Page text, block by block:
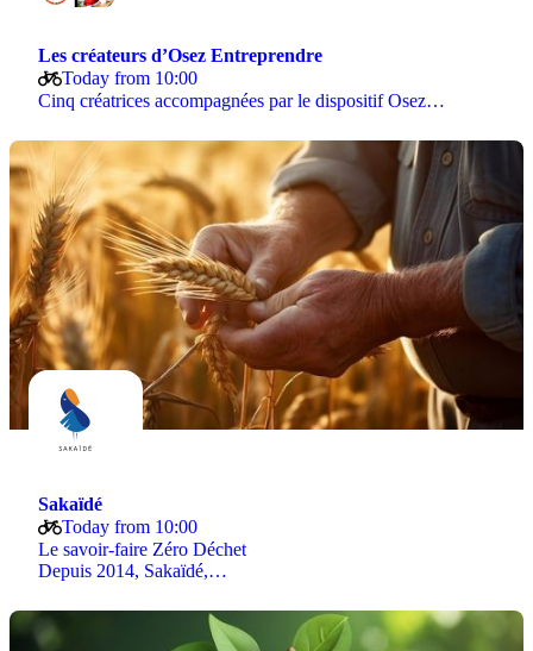
Les créateurs d’Osez Entreprendre
Today from 10:00
Cinq créatrices accompagnées par le dispositif Osez…
Sakaïdé
Today from 10:00
Le savoir-faire Zéro Déchet
Depuis 2014, Sakaïdé,…